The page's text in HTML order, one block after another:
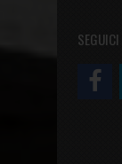
SEGUICI